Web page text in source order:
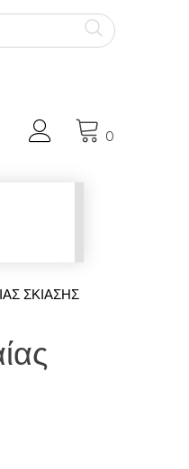
Ο Λογαριασμός μου
0
ΣΚΊΑΣΗΣ